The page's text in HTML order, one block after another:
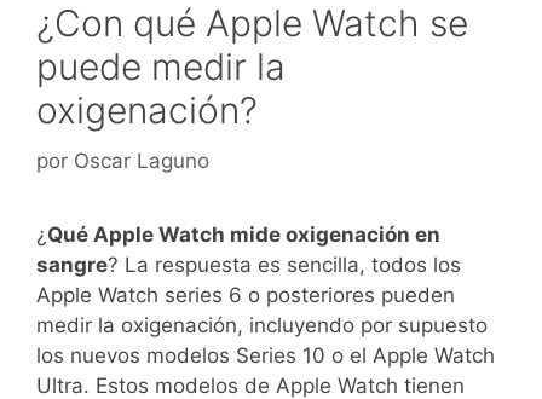
¿Con qué Apple Watch se
puede medir la
oxigenación?
por Oscar Laguno
¿ Qué Apple Watch mide oxigenación en
sangre? La respuesta es sencilla, todos los
Apple Watch series 6 o posteriores pueden
medir la oxigenación, incluyendo por supuesto
los nuevos modelos Series 10 o el Apple Watch
Ultra. Estos modelos de Apple Watch tienen